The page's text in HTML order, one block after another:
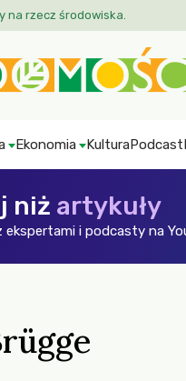
na rzecz środowiska.
Ekonomia KulturaPodcast
niż artykuły
ekspertami i podcasty na